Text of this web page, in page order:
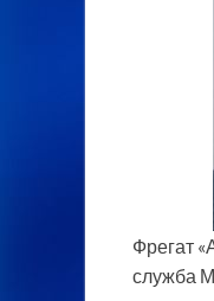
Фрегат
служба